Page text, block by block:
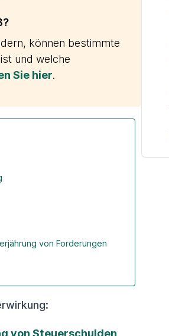
können bestimmte
und welche
Sie hier.
von Forderungen
von Steuerschulden